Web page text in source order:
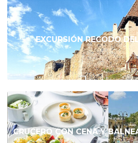
EXCURSIÓN RECODO
CRUCERO CON CENA Y